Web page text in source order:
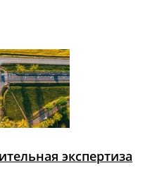
экспертиза